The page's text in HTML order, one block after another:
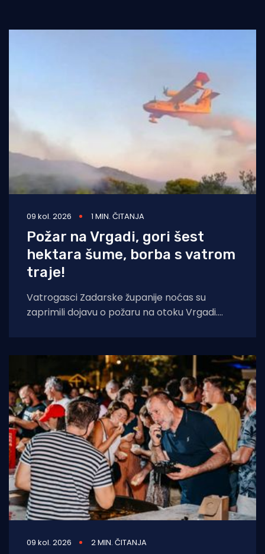
09 kol. 2026 1 MIN. ČITANJA
Požar na Vrgadi, gori šest
hektara šume, borba s vatrom
traje!
Vatrogasci Zadarske županije noćas su
zaprimili dojavu o požaru na otoku Vrgadi.
09 kol. 2026 2 MIN. ČITANJA